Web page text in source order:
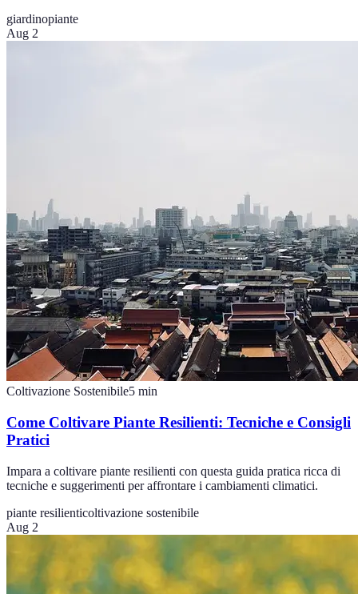
giardinopiante
Aug 2
Coltivazione Sostenibile5 min
Come Coltivare Piante Resilienti: Tecniche e Consigli
Pratici
Impara a coltivare piante resilienti con questa guida pratica ricca di
tecniche e suggerimenti per affrontare i cambiamenti climatici.
piante resilienticoltivazione sostenibile
Aug 2